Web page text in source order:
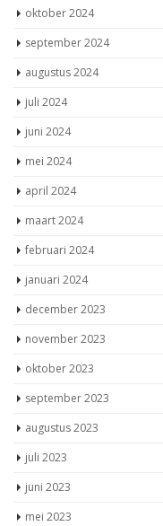
oktober 2024
september 2024
augustus 2024
juli 2024
juni 2024
mei 2024
april 2024
maart 2024
februari 2024
januari 2024
december 2023
november 2023
oktober 2023
september 2023
augustus 2023
juli 2023
juni 2023
mei 2023